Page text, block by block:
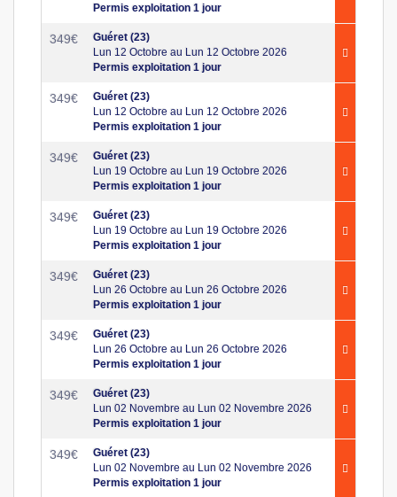
Permis exploitation 1 jour
349€
Guéret (23)
Lun 12 Octobre au Lun 12 Octobre 2026
Permis exploitation 1 jour
349€
Guéret (23)
Lun 12 Octobre au Lun 12 Octobre 2026
Permis exploitation 1 jour
349€
Guéret (23)
Lun 19 Octobre au Lun 19 Octobre 2026
Permis exploitation 1 jour
349€
Guéret (23)
Lun 19 Octobre au Lun 19 Octobre 2026
Permis exploitation 1 jour
349€
Guéret (23)
Lun 26 Octobre au Lun 26 Octobre 2026
Permis exploitation 1 jour
349€
Guéret (23)
Lun 26 Octobre au Lun 26 Octobre 2026
Permis exploitation 1 jour
349€
Guéret (23)
Lun 02 Novembre au Lun 02 Novembre 2026
Permis exploitation 1 jour
349€
Guéret (23)
Lun 02 Novembre au Lun 02 Novembre 2026
Permis exploitation 1 jour